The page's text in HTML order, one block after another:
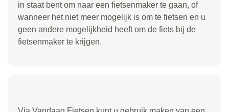
in staat bent om naar een fietsenmaker te gaan, of
wanneer het niet meer mogelijk is om te fietsen en u
geen andere mogelijkheid heeft om de fiets bij de
fietsenmaker te krijgen.